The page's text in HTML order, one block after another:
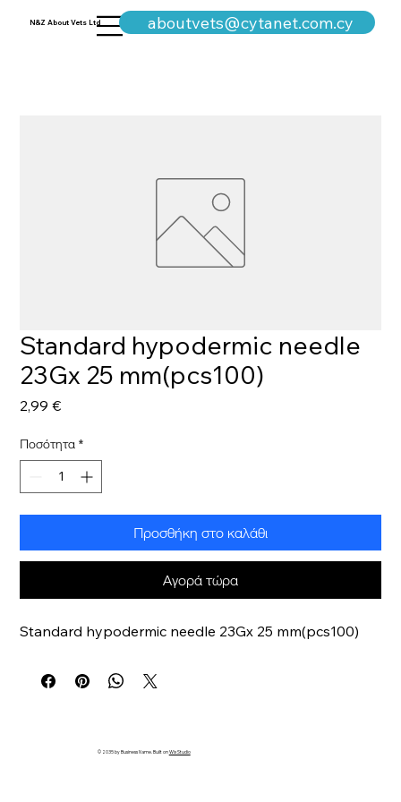
N&Z About Vets Ltd +357-25311960
aboutvets@cytanet.com.cy
Standard hypodermic needle
23Gx 25 mm(pcs100)
2,99 €Τιμή
Ποσότητα *
Προσθήκη στο καλάθι
Αγορά τώρα
Standard hypodermic needle 23Gx 25 mm(pcs100)
© 2035 by Business Name. Built onWix Studio